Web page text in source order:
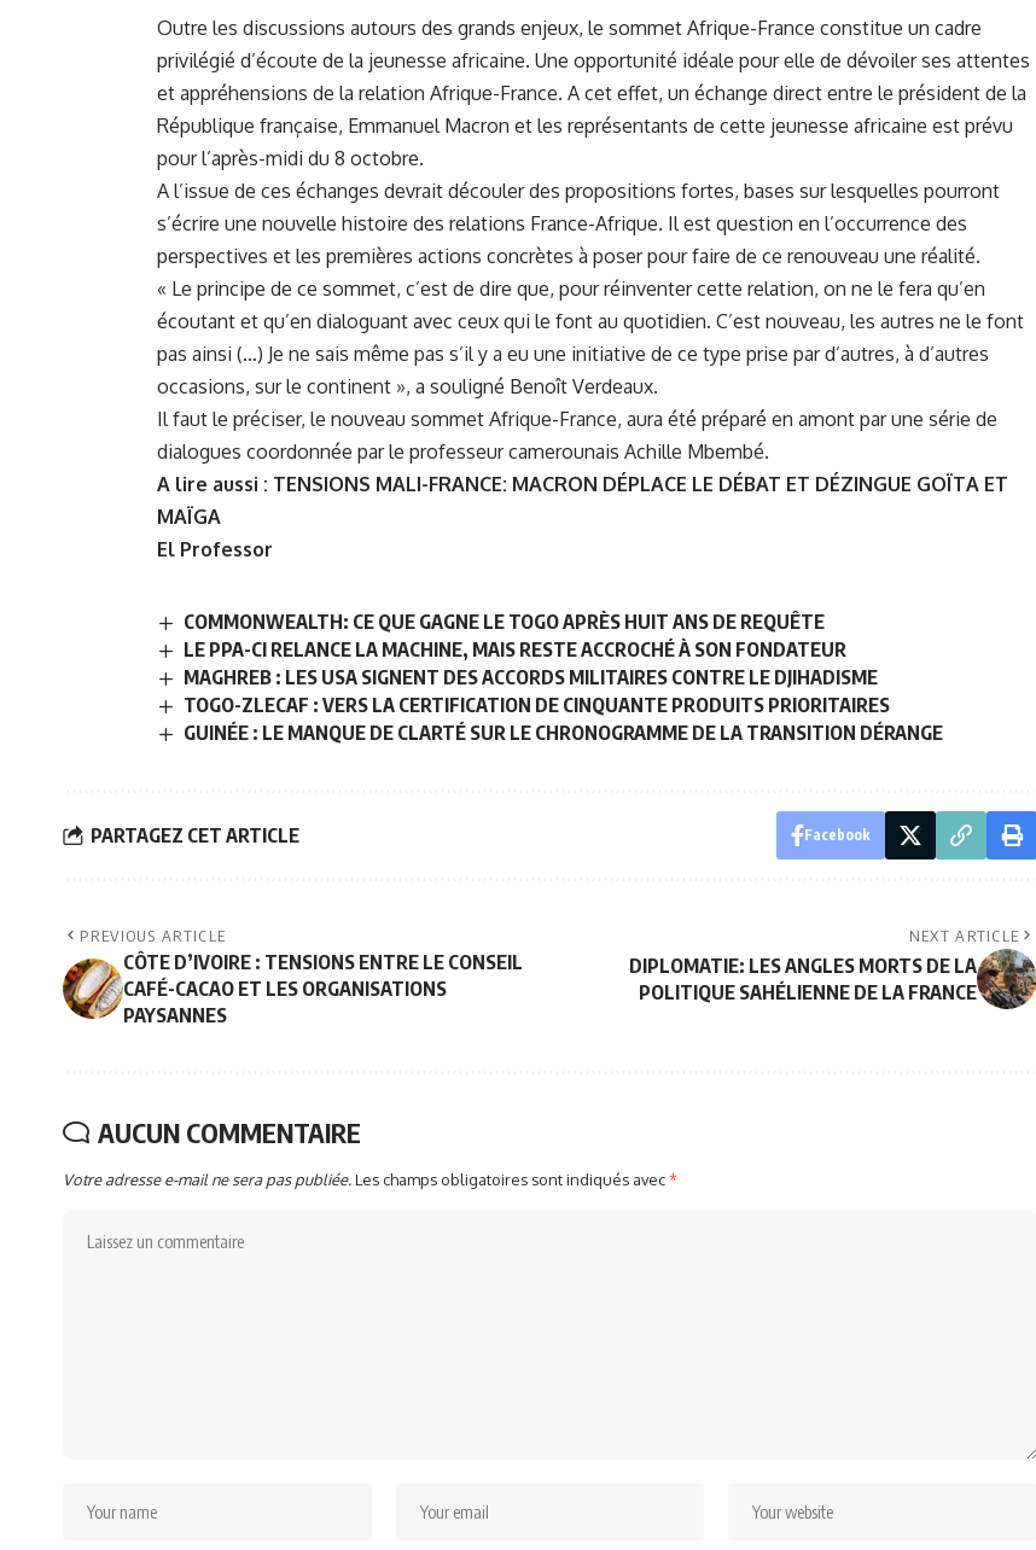
Outre les discussions autours des grands enjeux, le sommet Afrique-France constitue un cadre
privilégié d’écoute de la jeunesse africaine. Une opportunité idéale pour elle de dévoiler ses attentes
et appréhensions de la relation Afrique-France. A cet effet, un échange direct entre le président de la
République française, Emmanuel Macron et les représentants de cette jeunesse africaine est prévu
pour l’après-midi du 8 octobre.
A l’issue de ces échanges devrait découler des propositions fortes, bases sur lesquelles pourront
s’écrire une nouvelle histoire des relations France-Afrique. Il est question en l’occurrence des
perspectives et les premières actions concrètes à poser pour faire de ce renouveau une réalité.
« Le principe de ce sommet, c’est de dire que, pour réinventer cette relation, on ne le fera qu’en
écoutant et qu’en dialoguant avec ceux qui le font au quotidien. C’est nouveau, les autres ne le font
pas ainsi (…) Je ne sais même pas s’il y a eu une initiative de ce type prise par d’autres, à d’autres
occasions, sur le continent », a souligné Benoît Verdeaux.
Il faut le préciser, le nouveau sommet Afrique-France, aura été́ préparé́ en amont par une série de
dialogues coordonnée par le professeur camerounais Achille Mbembé.
A lire aussi : TENSIONS MALI-FRANCE: MACRON DÉPLACE LE DÉBAT ET DÉZINGUE GOÏTA ET
MAÏGA
El Professor
COMMONWEALTH: CE QUE GAGNE LE TOGO APRÈS HUIT ANS DE REQUÊTE
LE PPA-CI RELANCE LA MACHINE, MAIS RESTE ACCROCHÉ À SON FONDATEUR
MAGHREB : LES USA SIGNENT DES ACCORDS MILITAIRES CONTRE LE DJIHADISME
TOGO-ZLECAF : VERS LA CERTIFICATION DE CINQUANTE PRODUITS PRIORITAIRES
GUINÉE : LE MANQUE DE CLARTÉ SUR LE CHRONOGRAMME DE LA TRANSITION DÉRANGE
PARTAGEZ CET ARTICLE Facebook
PREVIOUS ARTICLE
CÔTE D’IVOIRE : TENSIONS ENTRE LE CONSEIL
CAFÉ-CACAO ET LES ORGANISATIONS
PAYSANNES
NEXT ARTICLE
DIPLOMATIE: LES ANGLES MORTS DE LA
POLITIQUE SAHÉLIENNE DE LA FRANCE
AUCUN COMMENTAIRE
Votre adresse e-mail ne sera pas publiée.Les champs obligatoires sont indiqués avec*